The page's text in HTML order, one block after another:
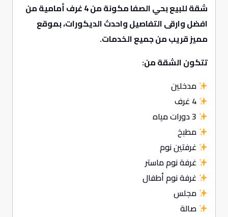
شقة للبيع بحي الصفا
مكونة من 4 غرف أمامية من
افضل وارقى التفاصيل واحدث الديكورات، بموقع
مميز قريب من جميع الخدمات.
تتكون الشقة من:
مدخلين
4 غرف
مطبخ
غرفتين نوم
غرفة نوم ماستر
غرفة نوم أطفال
مجلس
صالة